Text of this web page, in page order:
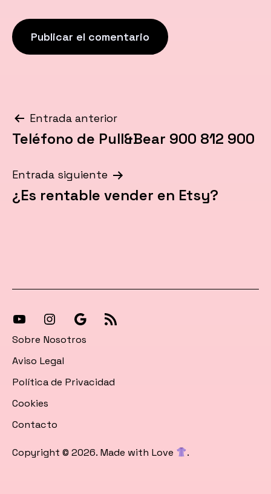
Navegación
de
entradas
Entrada anterior
Teléfono de Pull&Bear 900 812 900
Entrada siguiente
¿Es rentable vender en Etsy?
Copyright © 2026. Made with Love .
[27-
icon
icon=»fa
fa-
instagram»]
[27-
icon
icon=»fa
fa-
Síguenos
News
Sobre Nosotros
Aviso Legal
Política de Privacidad
Cookies
Contacto